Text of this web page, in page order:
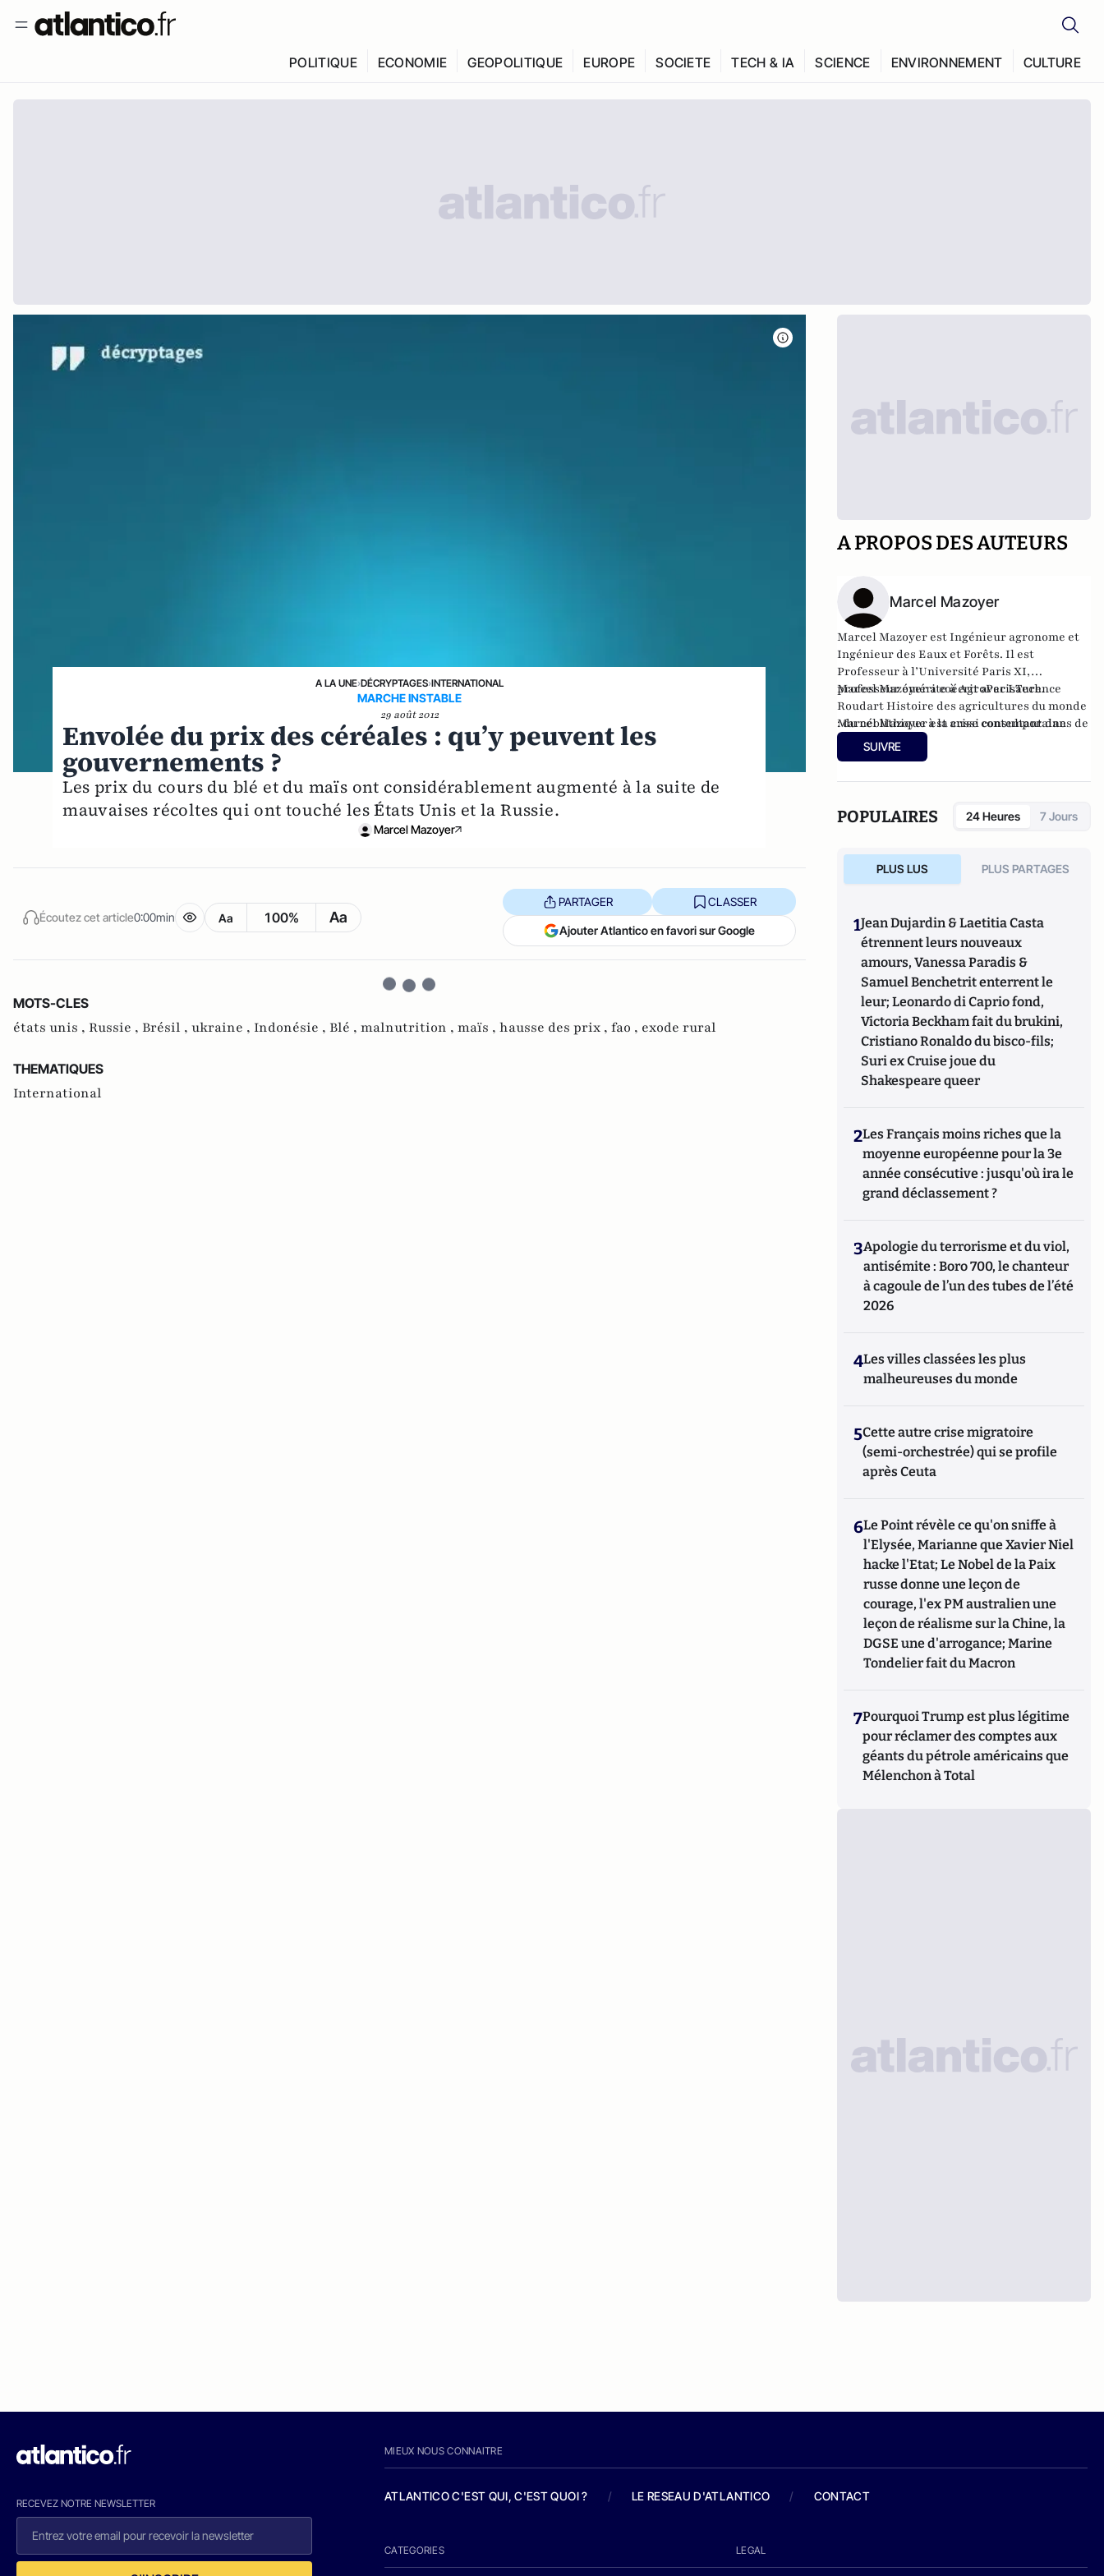
POLITIQUE ECONOMIE GEOPOLITIQUE EUROPE SOCIETE TECH & IA SCIENCE ENVIRONNEMENT CULTURE
A LA UNE›DÉCRYPTAGES›INTERNATIONAL
MARCHE INSTABLE
29 août 2012
Envolée du prix des céréales : qu’y peuvent les
gouvernements ?
Les prix du cours du blé et du maïs ont considérablement augmenté à la suite de
mauvaises récoltes qui ont touché les États Unis et la Russie.
Marcel Mazoyer
Écoutez cet article0:00min Aa 100% Aa
PARTAGER CLASSER
Ajouter Atlantico en favori sur Google
MOTS-CLES
états unis , Russie , Brésil , ukraine , Indonésie , Blé , malnutrition , maïs , hausse des prix , fao , exode rural
THEMATIQUES
International
A PROPOS DES AUTEURS
Marcel Mazoyer
Marcel Mazoyer est Ingénieur agronome et
Ingénieur des Eaux et Forêts. Il est
Professeur à l’Université Paris XI,
professeur émérite à AgroParisTech.
Marcel Mazoyer est aussi consultant dans de
nombreuses organisations paysannes, de la
FAO, de la Banque Mondiale, de l’OCDE, de
recherches relatives à l’économie agricole,
au développement des systèmes agraires,
programmes et politiques de
développement agricole et rural, dans plus
Marcel Mazoyer a coécrit avec Laurence
RoudartHistoire des agricultures du monde
:du néolithique à la crise contemporaine
SUIVRE
POPULAIRES 24 Heures 7 Jours
PLUS LUS PLUS PARTAGES
1Jean Dujardin & Laetitia Casta
étrennent leurs nouveaux
amours, Vanessa Paradis &
Samuel Benchetrit enterrent le
leur; Leonardo di Caprio fond,
Victoria Beckham fait du brukini,
Cristiano Ronaldo du bisco-fils;
Suri ex Cruise joue du
Shakespeare queer
2Les Français moins riches que la
moyenne européenne pour la 3e
année consécutive : jusqu'où ira le
grand déclassement ?
3Apologie du terrorisme et du viol,
antisémite : Boro 700, le chanteur
à cagoule de l’un des tubes de l’été
2026
4Les villes classées les plus
malheureuses du monde
5Cette autre crise migratoire
(semi-orchestrée) qui se profile
après Ceuta
6Le Point révèle ce qu'on sniffe à
l'Elysée, Marianne que Xavier Niel
hacke l'Etat; Le Nobel de la Paix
russe donne une leçon de
courage, l'ex PM australien une
leçon de réalisme sur la Chine, la
DGSE une d'arrogance; Marine
Tondelier fait du Macron
7Pourquoi Trump est plus légitime
pour réclamer des comptes aux
géants du pétrole américains que
Mélenchon à Total
RECEVEZ NOTRE NEWSLETTER
MIEUX NOUS CONNAITRE
ATLANTICO C'EST QUI, C'EST QUOI ? / LE RESEAU D'ATLANTICO / CONTACT
CATEGORIES LEGAL